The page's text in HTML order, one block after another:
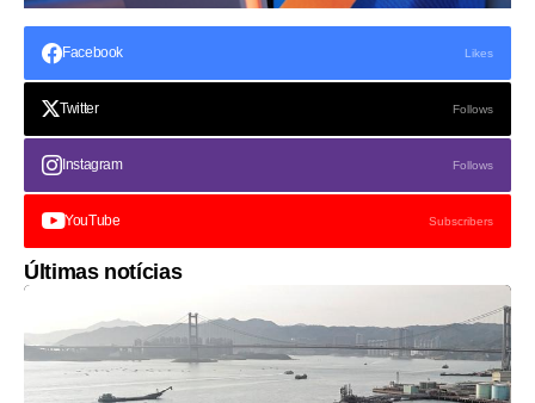
Facebook Likes
Twitter Follows
Instagram Follows
YouTube Subscribers
Últimas notícias